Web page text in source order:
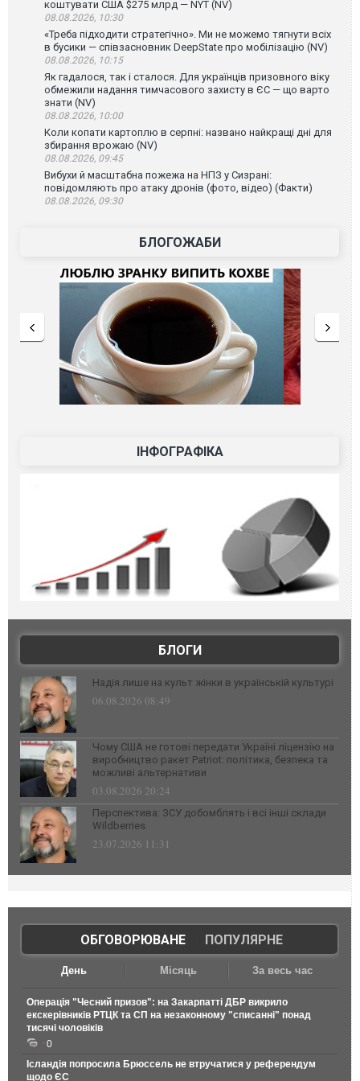
коштувати США $275 млрд — NYT (NV)
08.08.2026, 10:30
«Треба підходити стратегічно». Ми не можемо тягнути всіх
в бусики — співзасновник DeepState про мобілізацію (NV)
08.08.2026, 10:15
Як гадалося, так і сталося. Для українців призовного віку
обмежили надання тимчасового захисту в ЄС — що варто
знати (NV)
08.08.2026, 10:00
Коли копати картоплю в серпні: названо найкращі дні для
збирання врожаю (NV)
08.08.2026, 09:45
Вибухи й масштабна пожежа на НПЗ у Сизрані:
повідомляють про атаку дронів (фото, відео) (Факти)
08.08.2026, 09:30
БЛОГОЖАБИ
ІНФОГРАФІКА
БЛОГИ
Надія лише на культ жінки в українській культурі
06.08.2026 08:49
Чому США не готові передати Україні ліцензію на
виробництво ракет Patriot: політика, безпека та
можливі альтернативи
03.08.2026 20:24
Перспектива: ЗСУ добомблять і всі інші склади
Wildberries
23.07.2026 11:31
ОБГОВОРЮВАНЕ| ПОПУЛЯРНЕ
День Місяць За весь час
Операція "Чесний призов": на Закарпатті ДБР викрило
екскерівників РТЦК та СП на незаконному "списанні" понад
тисячі чоловіків
0
Ісландія попросила Брюссель не втручатися у референдум
щодо ЄС